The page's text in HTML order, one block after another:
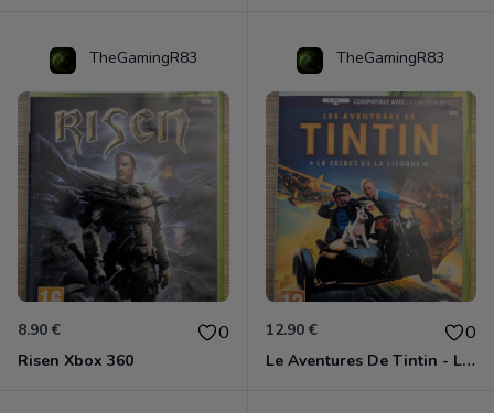
TheGamingR83
8.90 € 0
Risen Xbox 360
TheGamingR83
12.90 € 0
Le Aventures De Tintin - Le Secret De La Licorne Xbox 360